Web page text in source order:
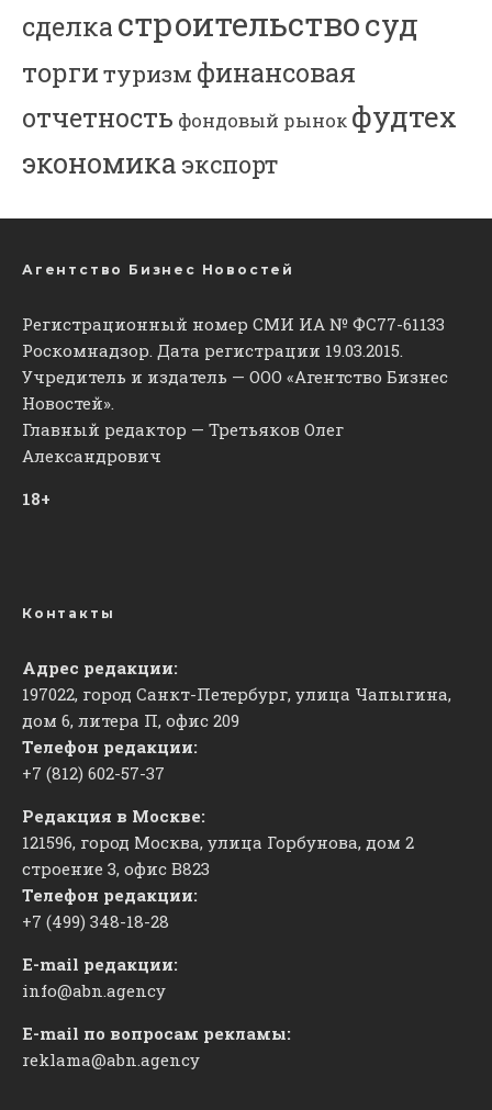
сделкастроительствосуд
торгитуризм финансовая
отчетность фондовый рынок фудтех
экономика экспорт
Агентство Бизнес Новостей
Регистрационный номер СМИ ИА № ФС77-61133
Роскомнадзор. Дата регистрации 19.03.2015.
Учредитель и издатель — ООО «Агентство Бизнес
Новостей».
Главный редактор — Третьяков Олег
Александрович
18+
Контакты
Адрес редакции:
197022, город Санкт-Петербург, улица Чапыгина,
дом 6, литера П, офис 209
Телефон редакции:
+7 (812) 602-57-37
Редакция в Москве:
121596, город Москва, улица Горбунова, дом 2
строение 3, офис ​В823
Телефон редакции:
+7 (499) 348-18-28
E-mail редакции:
info@abn.agency
E-mail по вопросам рекламы:
reklama@abn.agency